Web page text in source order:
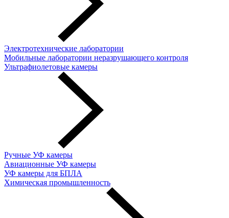
Электротехнические лаборатории
Мобильные лаборатории неразрушающего контроля
Ультрафиолетовые камеры
Ручные УФ камеры
Авиационные УФ камеры
УФ камеры для БПЛА
Химическая промышленность